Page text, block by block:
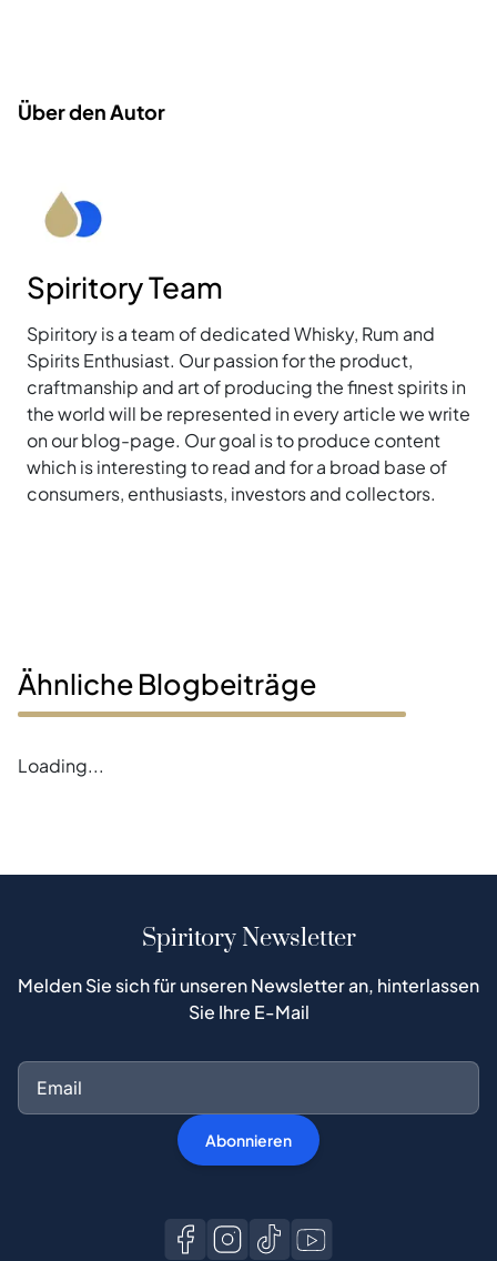
Über den Autor
Spiritory Team
Spiritory is a team of dedicated Whisky, Rum and
Spirits Enthusiast. Our passion for the product,
craftmanship and art of producing the finest spirits in
the world will be represented in every article we write
on our blog-page. Our goal is to produce content
which is interesting to read and for a broad base of
consumers, enthusiasts, investors and collectors.
Ähnliche Blogbeiträge
Loading...
Spiritory Newsletter
Melden Sie sich für unseren Newsletter an, hinterlassen
Sie Ihre E-Mail
Abonnieren